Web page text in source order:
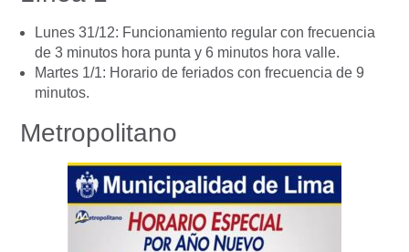
Lunes 31/12: Funcionamiento regular con frecuencia
de 3 minutos hora punta y 6 minutos hora valle.
Martes 1/1: Horario de feriados con frecuencia de 9
minutos.
Metropolitano